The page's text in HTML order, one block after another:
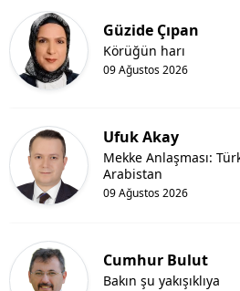
Güzide Çıpan
09 Ağustos 2026
Körüğün harı
Ufuk Akay
09 Ağustos 2026
Mekke Anlaşması:
Arabistan
Cumhur Bulut
Bakın şu yakışıklıya